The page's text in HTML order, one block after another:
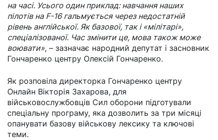
на часі. Усього один приклад: навчання наших
пілотів на F-16 гальмується через недостатній
рівень англійської. Як базової, так і «мілітарі»,
спеціалізованої. Час змінити це, мова також може
воювати», – зазначає народний депутат і засновник
Гончаренко центру Олексій Гончаренко.
Як розповіла директорка Гончаренко центру
Онлайн Вікторія Захарова, для
військовослужбовців Сил оборони підготували
спеціальну програму, яка дозволить за три місяці
опанувати базову військову лексику та ключові
теми.